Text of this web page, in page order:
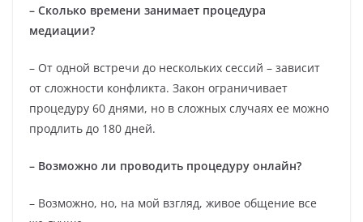
– Сколько времени занимает процедура
медиации?
– От одной встречи до нескольких сессий – зависит
от сложности конфликта. Закон ограничивает
процедуру 60 днями, но в сложных случаях ее можно
продлить до 180 дней.
– Возможно ли проводить процедуру онлайн?
– Возможно, но, на мой взгляд, живое общение все